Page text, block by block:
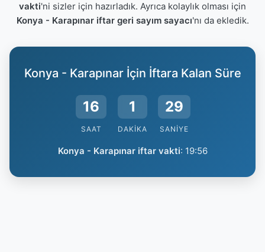
vakti'ni sizler için hazırladık. Ayrıca kolaylık olması için
Konya - Karapınar iftar geri sayım sayacı'nı da ekledik.
Konya - Karapınar İçin İftara Kalan Süre
16
SAAT
1
DAKIKA
28
SANIYE
Konya - Karapınar iftar vakti: 19:56